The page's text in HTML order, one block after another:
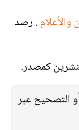
. رصد
كمصدر.
التصحيح عبر